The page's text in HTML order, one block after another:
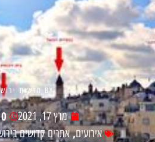
BY חדשות
מרץ 17, 2021
אירועים,אתרים קדושים